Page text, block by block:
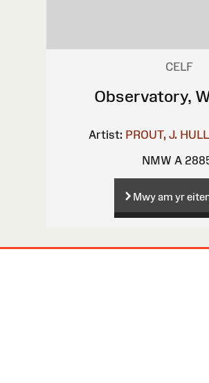
CELF
Observatory,
Artist: PROUT, J.
NMW A
Mwy am yr